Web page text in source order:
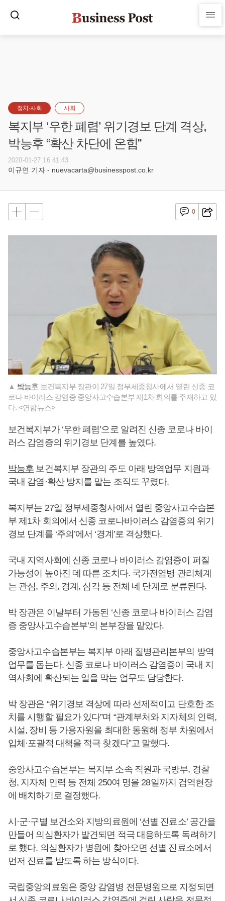
정치·사회 사회
복지부 ‘우한 폐렴’ 위기경보 단계 격상,
박능후 “확산 차단에 온힘”
2020-01-27 16:41:43
이규연 기자 - nuevacarta@businesspost.co.kr
0
▲ 박능후 보건복지부 장관이 27일 정부세종청사에서 열린 신종 코
로나 바이러스 감염증 중앙사고수습본부 제1차 회의를 주재하고 있
다. <연합뉴스>
보건복지부가 ‘우한 폐렴’으로 알려진 신종 코로나 바이
러스 감염증의 위기경보 단계를 높였다.
박능후 보건복지부 장관의 주도 아래 방역업무 지원과
국내 감염·확산 방지를 맡는 조직도 꾸렸다.
복지부는 27일 정부세종청사에서 열린 중앙사고수습본
부 제1차 회의에서 신종 코로나바이러스 감염증의 위기
경보 단계를 ‘주의’에서 ‘경계’로 격상했다.
국내 지역사회에 신종 코로나 바이러스 감염증이 퍼질
가능성이 높아진 데 따른 조치다. 국가전염병 관리체계
는 관심, 주의, 경계, 심각 등 전체 네 단계로 분류된다.
박 장관은 이날부터 가동된 ‘신종 코로나 바이러스 감염
증 중앙사고수습본부’의 본부장을 맡았다.
중앙사고수습본부는 복지부 아래 질병관리본부의 방역
업무를 돕는다. 신종 코로나 바이러스 감염증이 국내 지
역사회에 확산되는 일을 막는 업무도 담당한다.
박 장관은 “위기경보 격상에 따라 선제적이고 단호한 조
치를 시행할 필요가 있다”며 “관계부처와 지자체의 인력,
시설, 장비 등 가용자원을 최대한 동원해 정부 차원에서
입체·포괄적 대책을 적극 찾겠다”고 말했다.
중앙사고수습본부는 복지부 소속 직원과 국방부, 경찰
청, 지자체 인력 등 전체 250여 명을 28일까지 검역현장
에 배치하기로 결정했다.
시·군·구별 보건소와 지방의료원에 ‘선별 진료소’ 공간을
만들어 의심환자가 발견되면 적극 대응하도록 독려하기
로 했다. 의심환자가 병원에 찾아오면 선별 진료소에서
먼저 진료를 받도록 하는 방식이다.
국립중앙의료원은 중앙 감염병 전문병원으로 지정되면